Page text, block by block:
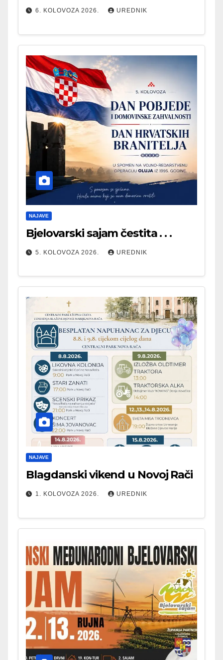
6. KOLOVOZA 2026. UREDNIK
NAJAVE
Bjelovarski sajam čestita . . .
5. KOLOVOZA 2026. UREDNIK
NAJAVE
Blagdanski vikend u Novoj Rači
1. KOLOVOZA 2026. UREDNIK